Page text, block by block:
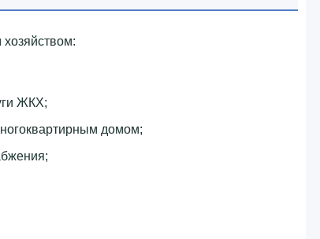
ЖКХ;
домом;